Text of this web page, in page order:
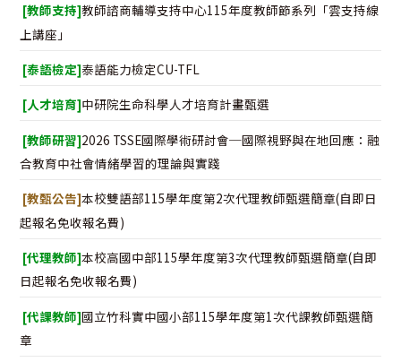
[教師支持]教師諮商輔導支持中心115年度教師節系列「雲支持線
上講座」
[泰語檢定]泰語能力檢定CU-TFL
[人才培育]中研院生命科學人才培育計畫甄選
[教師研習]2026 TSSE國際學術研討會─國際視野與在地回應：融
合教育中社會情緒學習的理論與實踐
[教甄公告]本校雙語部115學年度第2次代理教師甄選簡章(自即日
起報名免收報名費)
[代理教師]本校高國中部115學年度第3次代理教師甄選簡章(自即
日起報名免收報名費)
[代課教師]國立竹科實中國小部115學年度第1次代課教師甄選簡
章